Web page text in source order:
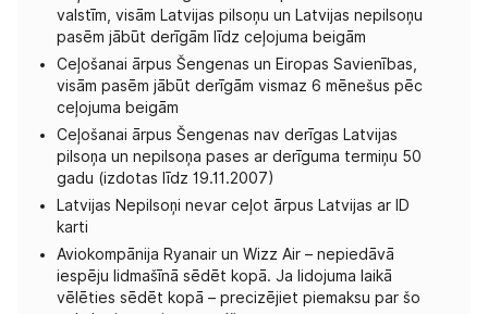
valstīm, visām Latvijas pilsoņu un Latvijas nepilsoņu
pasēm jābūt derīgām līdz ceļojuma beigām
Ceļošanai ārpus Šengenas un Eiropas Savienības,
visām pasēm jābūt derīgām vismaz 6 mēnešus pēc
ceļojuma beigām
Ceļošanai ārpus Šengenas nav derīgas Latvijas
pilsoņa un nepilsoņa pases ar derīguma termiņu 50
gadu (izdotas līdz 19.11.2007)
Latvijas Nepilsoņi nevar ceļot ārpus Latvijas ar ID
karti
Aviokompānija Ryanair un Wizz Air – nepiedāvā
iespēju lidmašīnā sēdēt kopā. Ja lidojuma laikā
vēlēties sēdēt kopā – precizējiet piemaksu par šo